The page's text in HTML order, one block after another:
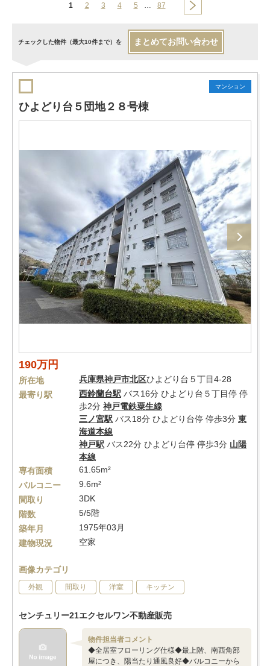
1 2 3 4 5 … 87
チェックした物件（最大10件まで）を まとめてお問い合わせ
マンション
ひよどり台５団地２８号棟
190万円
所在地 兵庫県神戸市北区ひよどり台５丁目4-28
最寄り駅
西鈴蘭台駅 バス16分 ひよどり台５丁目停 停
歩2分 神戸電鉄粟生線
三ノ宮駅 バス18分 ひよどり台停 停歩3分 東
海道本線
神戸駅 バス22分 ひよどり台停 停歩3分 山陽
本線
専有面積
61.65m²
バルコニー
9.6m²
間取り
3DK
階数
5/5階
築年月
1975年03月
建物現況
空家
画像カテゴリ
外観 間取り 洋室 キッチン
センチュリー21エクセルワン不動産販売
物件担当者コメント
◆全居室フローリング仕様◆最上階、南西角部
屋につき、陽当たり通風良好◆バルコニーから